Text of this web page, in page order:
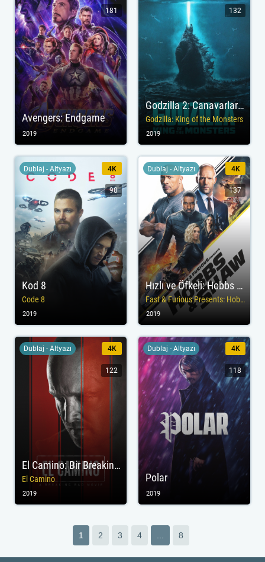
Avengers: Endgame
181
2019
Godzilla 2: Canavarlar Kralı
Godzilla: King of the Monsters
132
2019
Kod 8
Code 8
Dublaj - Altyazı 4K
98
2019
Hızlı ve Öfkeli: Hobbs ve Shaw
Fast & Furious Presents: Hobbs & Shaw
Dublaj - Altyazı 4K
137
2019
El Camino: Bir Breaking Bad Filmi
El Camino
Dublaj - Altyazı 4K
122
2019
Polar
Dublaj - Altyazı 4K
118
2019
1 2 3 4 8